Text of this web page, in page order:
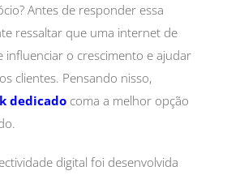
Antes de responder essa
ressaltar que uma internet de
influenciar o crescimento e ajudar
clientes. Pensando nisso,
dedicado coma a melhor opção
digital foi desenvolvida